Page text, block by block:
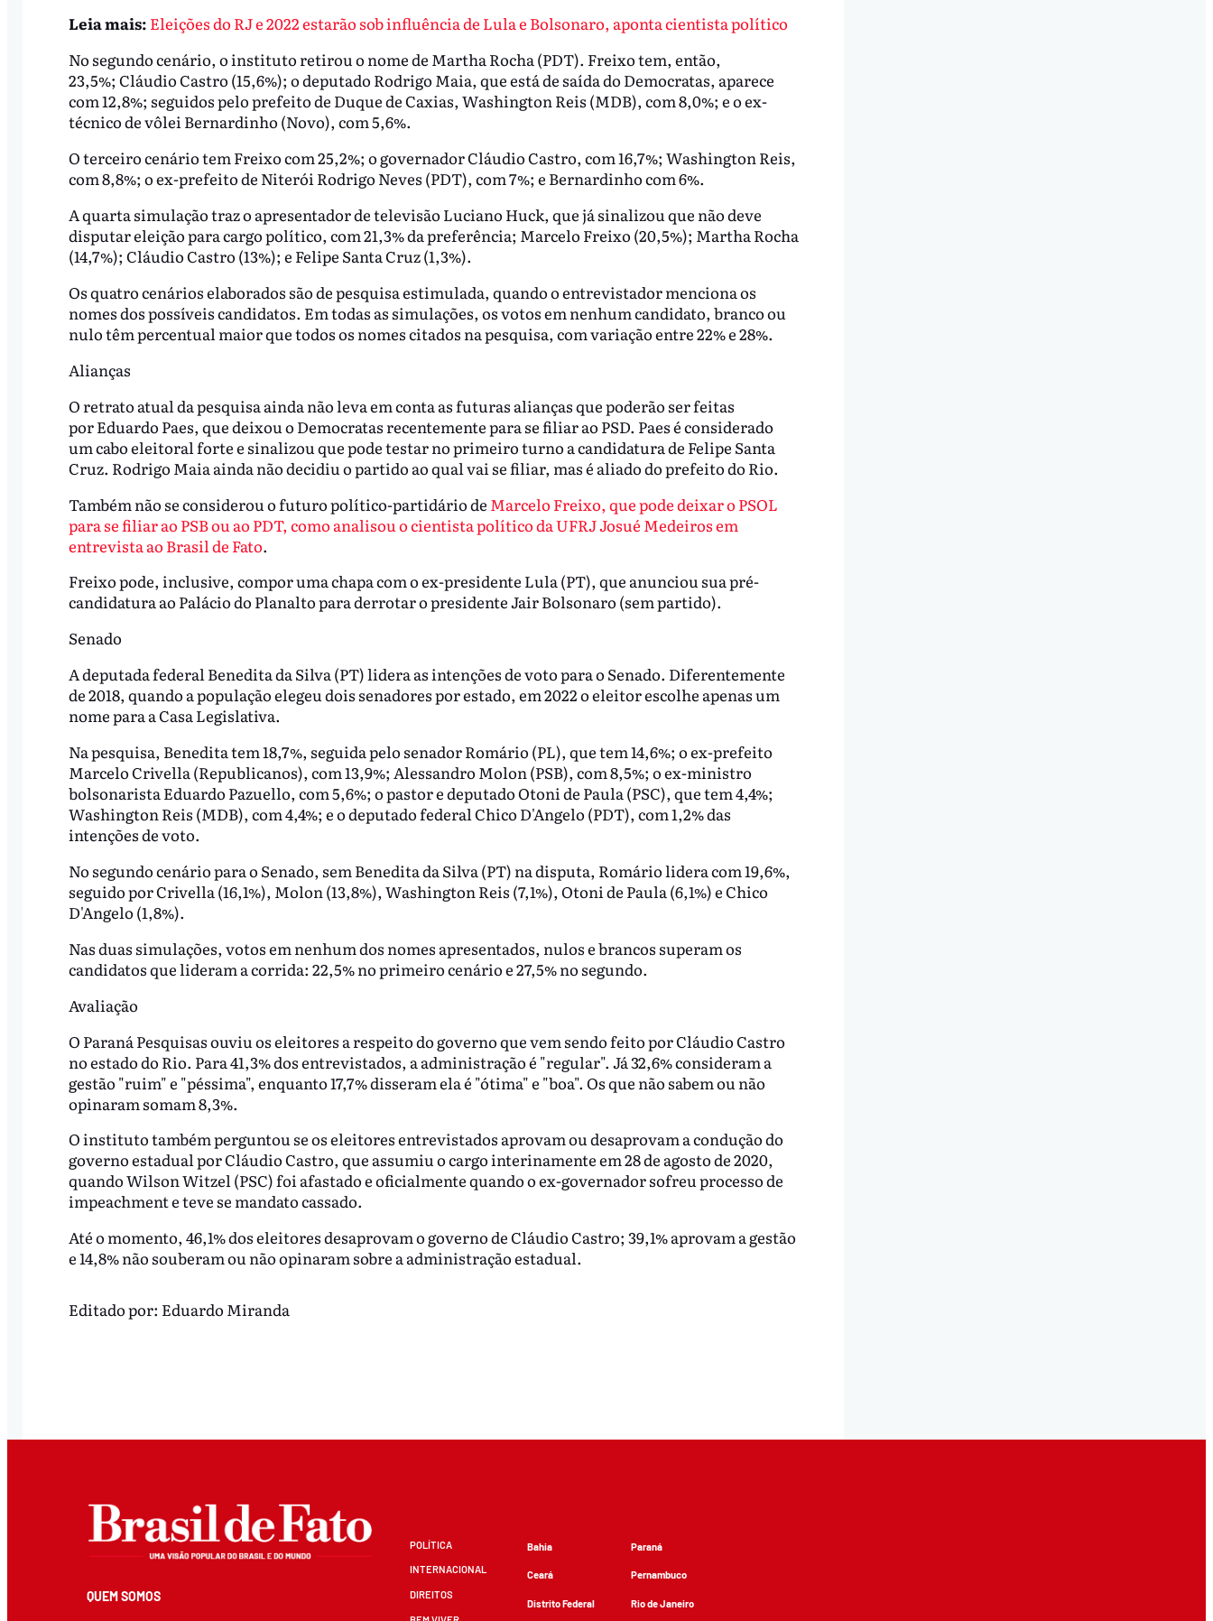
Leia mais: Eleições do RJ e 2022 estarão sob influência de Lula e Bolsonaro, aponta cientista político
No segundo cenário, o instituto retirou o nome de Martha Rocha (PDT). Freixo tem, então,
23,5%; Cláudio Castro (15,6%); o deputado Rodrigo Maia, que está de saída do Democratas, aparece
com 12,8%; seguidos pelo prefeito de Duque de Caxias, Washington Reis (MDB), com 8,0%; e o ex-
técnico de vôlei Bernardinho (Novo), com 5,6%.
O terceiro cenário tem Freixo com 25,2%; o governador Cláudio Castro, com 16,7%; Washington Reis,
com 8,8%; o ex-prefeito de Niterói Rodrigo Neves (PDT), com 7%; e Bernardinho com 6%.
A quarta simulação traz o apresentador de televisão Luciano Huck, que já sinalizou que não deve
disputar eleição para cargo político, com 21,3% da preferência; Marcelo Freixo (20,5%); Martha Rocha
(14,7%); Cláudio Castro (13%); e Felipe Santa Cruz (1,3%).
Os quatro cenários elaborados são de pesquisa estimulada, quando o entrevistador menciona os
nomes dos possíveis candidatos. Em todas as simulações, os votos em nenhum candidato, branco ou
nulo têm percentual maior que todos os nomes citados na pesquisa, com variação entre 22% e 28%.
Alianças
O retrato atual da pesquisa ainda não leva em conta as futuras alianças que poderão ser feitas
por Eduardo Paes, que deixou o Democratas recentemente para se filiar ao PSD. Paes é considerado
um cabo eleitoral forte e sinalizou que pode testar no primeiro turno a candidatura de Felipe Santa
Cruz. Rodrigo Maia ainda não decidiu o partido ao qual vai se filiar, mas é aliado do prefeito do Rio.
Também não se considerou o futuro político-partidário de Marcelo Freixo, que pode deixar o PSOL
para se filiar ao PSB ou ao PDT, como analisou o cientista político da UFRJ Josué Medeiros em
entrevista ao Brasil de Fato.
Freixo pode, inclusive, compor uma chapa com o ex-presidente Lula (PT), que anunciou sua pré-
candidatura ao Palácio do Planalto para derrotar o presidente Jair Bolsonaro (sem partido).
Senado
A deputada federal Benedita da Silva (PT) lidera as intenções de voto para o Senado. Diferentemente
de 2018, quando a população elegeu dois senadores por estado, em 2022 o eleitor escolhe apenas um
nome para a Casa Legislativa.
Na pesquisa, Benedita tem 18,7%, seguida pelo senador Romário (PL), que tem 14,6%; o ex-prefeito
Marcelo Crivella (Republicanos), com 13,9%; Alessandro Molon (PSB), com 8,5%; o ex-ministro
bolsonarista Eduardo Pazuello, com 5,6%; o pastor e deputado Otoni de Paula (PSC), que tem 4,4%;
Washington Reis (MDB), com 4,4%; e o deputado federal Chico D'Angelo (PDT), com 1,2% das
intenções de voto.
No segundo cenário para o Senado, sem Benedita da Silva (PT) na disputa, Romário lidera com 19,6%,
seguido por Crivella (16,1%), Molon (13,8%), Washington Reis (7,1%), Otoni de Paula (6,1%) e Chico
D'Angelo (1,8%).
Nas duas simulações, votos em nenhum dos nomes apresentados, nulos e brancos superam os
candidatos que lideram a corrida: 22,5% no primeiro cenário e 27,5% no segundo.
Avaliação
O Paraná Pesquisas ouviu os eleitores a respeito do governo que vem sendo feito por Cláudio Castro
no estado do Rio. Para 41,3% dos entrevistados, a administração é "regular". Já 32,6% consideram a
gestão "ruim" e "péssima", enquanto 17,7% disseram ela é "ótima" e "boa". Os que não sabem ou não
opinaram somam 8,3%.
O instituto também perguntou se os eleitores entrevistados aprovam ou desaprovam a condução do
governo estadual por Cláudio Castro, que assumiu o cargo interinamente em 28 de agosto de 2020,
quando Wilson Witzel (PSC) foi afastado e oficialmente quando o ex-governador sofreu processo de
impeachment e teve se mandato cassado.
Até o momento, 46,1% dos eleitores desaprovam o governo de Cláudio Castro; 39,1% aprovam a gestão
e 14,8% não souberam ou não opinaram sobre a administração estadual.
Editado por: Eduardo Miranda
QUEM SOMOS
POLÍTICA
INTERNACIONAL
DIREITOS
Bahia
Ceará
Distrito Federal
Paraná
Pernambuco
Rio de Janeiro